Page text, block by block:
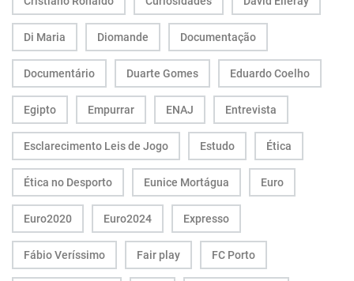
Di Maria Diomande Documentação
Documentário Duarte Gomes Eduardo Coelho
Egipto Empurrar ENAJ Entrevista
Esclarecimento Leis de Jogo Estudo Ética
Ética no Desporto Eunice Mortágua Euro
Euro2020 Euro2024 Expresso
Fábio Veríssimo Fair play FC Porto